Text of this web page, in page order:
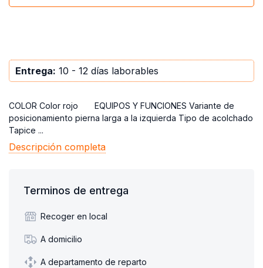
Entrega: 10 - 12 días laborables
COLOR Color rojo EQUIPOS Y FUNCIONES Variante de
posicionamiento pierna larga a la izquierda Tipo de acolchado
Tapice ...
Descripción completa
Terminos de entrega
Recoger en local
A domicilio
A departamento de reparto